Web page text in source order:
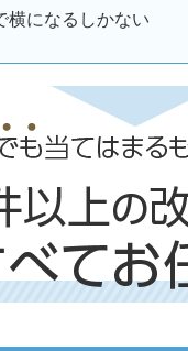
横になるしかない